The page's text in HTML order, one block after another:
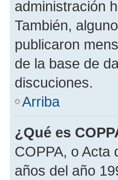
administración
También,
publicaron
de la base de
discuciones.
Arriba
¿Qué es
COPPA, o Acta
años del año